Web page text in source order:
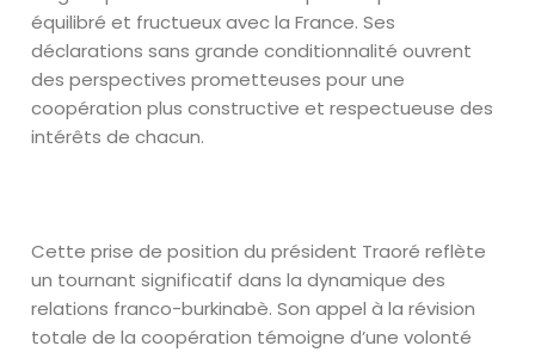
équilibré et fructueux avec la France. Ses
déclarations sans grande conditionnalité ouvrent
des perspectives prometteuses pour une
coopération plus constructive et respectueuse des
intérêts de chacun.
Cette prise de position du président Traoré reflète
un tournant significatif dans la dynamique des
relations franco-burkinabè. Son appel à la révision
totale de la coopération témoigne d’une volonté